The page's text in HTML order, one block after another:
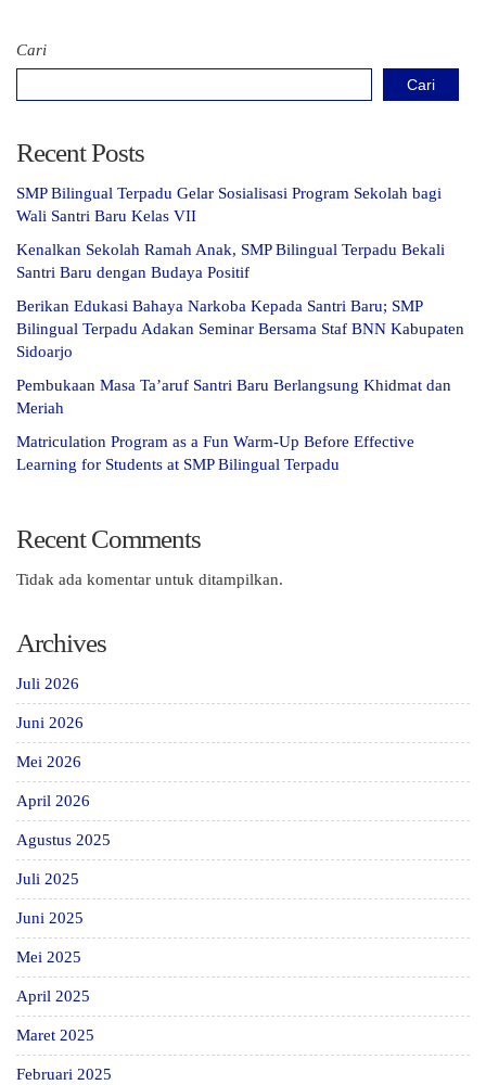
Cari
Cari
Recent Posts
SMP Bilingual Terpadu Gelar Sosialisasi Program Sekolah bagi
Wali Santri Baru Kelas VII
Kenalkan Sekolah Ramah Anak, SMP Bilingual Terpadu Bekali
Santri Baru dengan Budaya Positif
Berikan Edukasi Bahaya Narkoba Kepada Santri Baru; SMP
Bilingual Terpadu Adakan Seminar Bersama Staf BNN Kabupaten
Sidoarjo
Pembukaan Masa Ta’aruf Santri Baru Berlangsung Khidmat dan
Meriah
Matriculation Program as a Fun Warm-Up Before Effective
Learning for Students at SMP Bilingual Terpadu
Recent Comments
Tidak ada komentar untuk ditampilkan.
Archives
Juli 2026
Juni 2026
Mei 2026
April 2026
Agustus 2025
Juli 2025
Juni 2025
Mei 2025
April 2025
Maret 2025
Februari 2025